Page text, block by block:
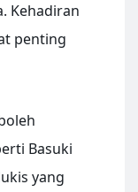
Kehadiran
penting
Basuki
yang